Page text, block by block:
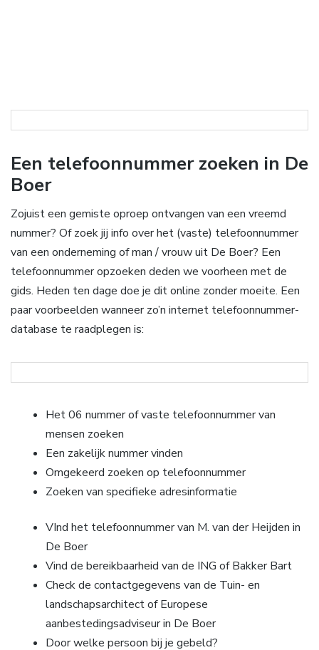
Een telefoonnummer zoeken in De
Boer
Zojuist een gemiste oproep ontvangen van een vreemd
nummer? Of zoek jij info over het (vaste) telefoonnummer
van een onderneming of man / vrouw uit De Boer? Een
telefoonnummer opzoeken deden we voorheen met de
gids. Heden ten dage doe je dit online zonder moeite. Een
paar voorbeelden wanneer zo’n internet telefoonnummer-
database te raadplegen is:
Het 06 nummer of vaste telefoonnummer van
mensen zoeken
Een zakelijk nummer vinden
Omgekeerd zoeken op telefoonnummer
Zoeken van specifieke adresinformatie
VInd het telefoonnummer van M. van der Heijden in
De Boer
Vind de bereikbaarheid van de ING of Bakker Bart
Check de contactgegevens van de Tuin- en
landschapsarchitect of Europese
aanbestedingsadviseur in De Boer
Door welke persoon bij je gebeld?